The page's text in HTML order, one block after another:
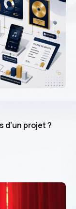
projet ?